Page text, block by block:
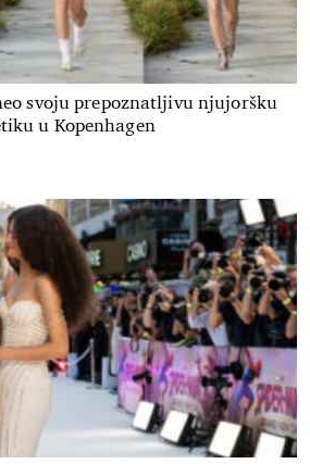
svoju prepoznatljivu njujoršku
u Kopenhagen